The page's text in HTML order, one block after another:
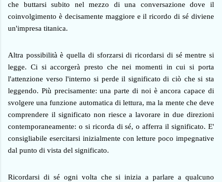
che buttarsi subito nel mezzo di una conversazione dove il
coinvolgimento è decisamente maggiore e il ricordo di sé diviene
un'impresa titanica.
Altra possibilità è quella di sforzarsi di ricordarsi di sé mentre si
legge. Ci si accorgerà presto che nei momenti in cui si porta
l'attenzione verso l'interno si perde il significato di ciò che si sta
leggendo. Più precisamente: una parte di noi è ancora capace di
svolgere una funzione automatica di lettura, ma la mente che deve
comprendere il significato non riesce a lavorare in due direzioni
contemporaneamente: o si ricorda di sé, o afferra il significato. E'
consigliabile esercitarsi inizialmente con letture poco impegnative
dal punto di vista del significato.
Ricordarsi di sé ogni volta che si inizia a parlare a qualcuno